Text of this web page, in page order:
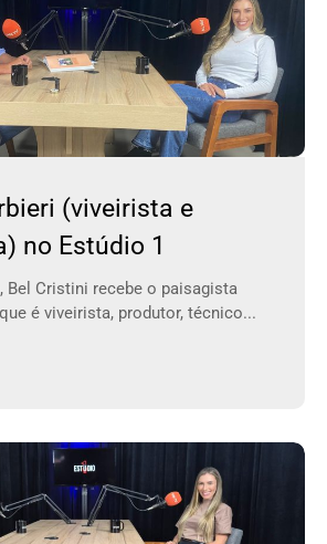
(viveirista e
no Estúdio 1
Bel Cristini recebe o paisagista
é viveirista, produtor, técnico...